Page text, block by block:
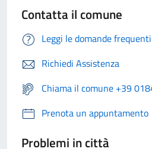
Contatta il comune
Leggi le domande frequenti
Richiedi Assistenza
Chiama il comune +39
Prenota un appuntamento
Problemi in città